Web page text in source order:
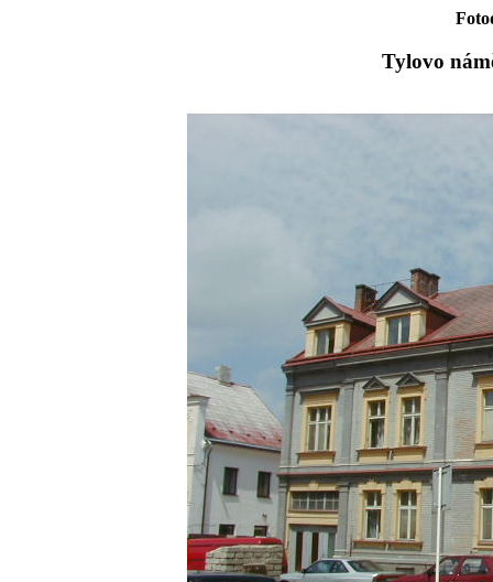
Tylovo